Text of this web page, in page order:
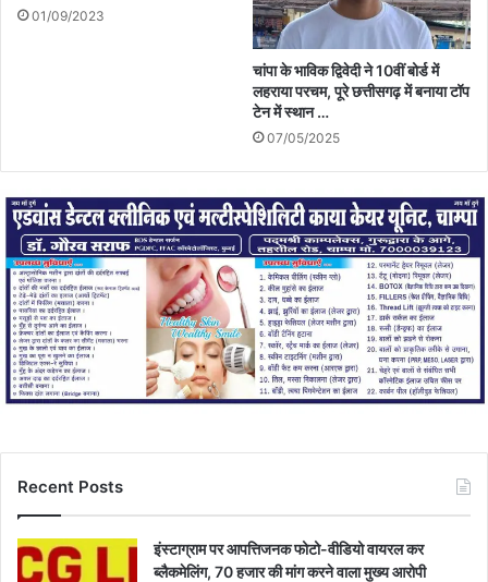
01/09/2023
चांपा के भाविक द्विवेदी ने 10वीं बोर्ड में
लहराया परचम, पूरे छत्तीसगढ़ में बनाया टॉप
टेन में स्थान …
07/05/2025
Recent Posts
इंस्टाग्राम पर आपत्तिजनक फोटो-वीडियो वायरल कर
ब्लैकमेलिंग, 70 हजार की मांग करने वाला मुख्य आरोपी